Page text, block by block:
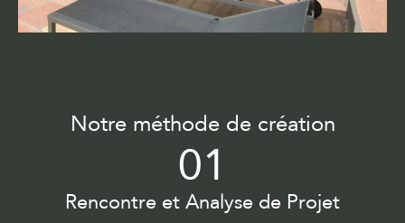
Notre méthode de création
01
Rencontre et Analyse de Projet